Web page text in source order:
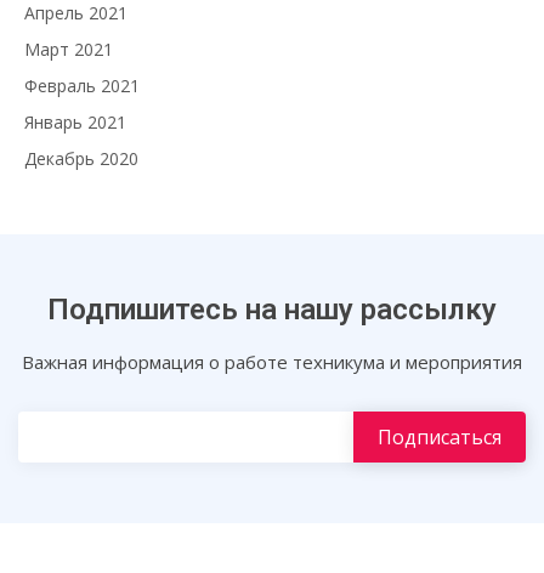
Апрель 2021
Март 2021
Февраль 2021
Январь 2021
Декабрь 2020
Подпишитесь на нашу рассылку
Важная информация о работе техникума и мероприятия